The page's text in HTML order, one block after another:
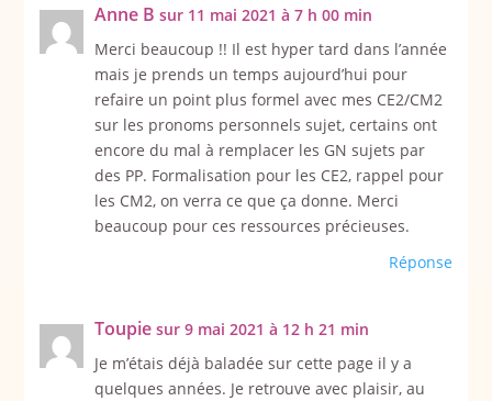
Anne B sur 11 mai 2021 à 7 h 00 min
Merci beaucoup !! Il est hyper tard dans l’année
mais je prends un temps aujourd’hui pour
refaire un point plus formel avec mes CE2/CM2
sur les pronoms personnels sujet, certains ont
encore du mal à remplacer les GN sujets par
des PP. Formalisation pour les CE2, rappel pour
les CM2, on verra ce que ça donne. Merci
beaucoup pour ces ressources précieuses.
Réponse
Toupie sur 9 mai 2021 à 12 h 21 min
Je m’étais déjà baladée sur cette page il y a
quelques années. Je retrouve avec plaisir, au